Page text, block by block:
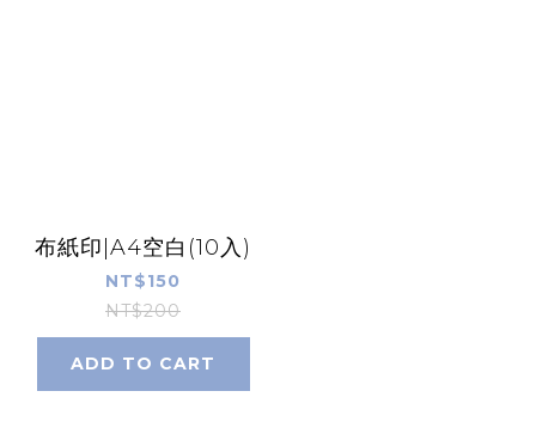
布紙印|A4空白(10入)
NT$150
NT$200
ADD TO CART